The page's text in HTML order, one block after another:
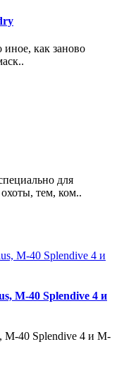
как заново
для
тем, ком..
M-40 Splendive 4 и
M-40 Splendive 4 и M-